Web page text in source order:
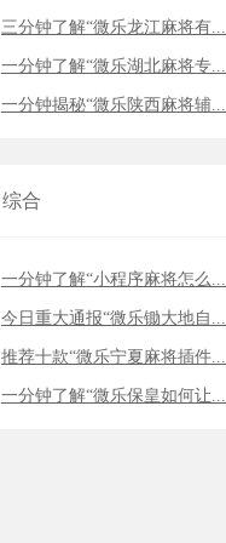
三分钟了解“微乐龙江麻将有...
一分钟了解“微乐湖北麻将专...
一分钟揭秘“微乐陕西麻将辅...
综合
一分钟了解“小程序麻将怎么...
今日重大通报“微乐锄大地自...
推荐十款“微乐宁夏麻将插件...
一分钟了解“微乐保皇如何让...